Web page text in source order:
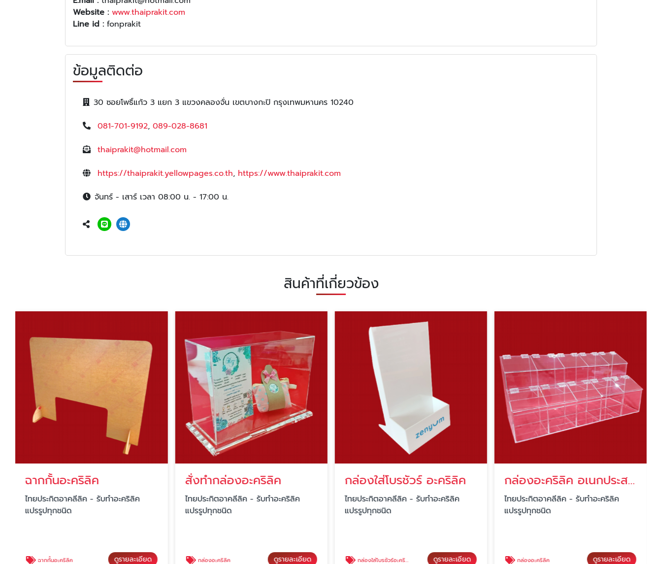
Website : www.thaiprakit.com
Line id : fonprakit
ข้อมูลติดต่อ
30 ซอยโพธิ์แก้ว 3 แยก 3 แขวงคลองจั่น เขตบางกะปิ กรุงเทพมหานคร 10240
081-701-9192, 089-028-8681
thaiprakit@hotmail.com
https://thaiprakit.yellowpages.co.th, https://www.thaiprakit.com
จันทร์ - เสาร์ เวลา 08:00 น. - 17:00 น.
สินค้าที่เกี่ยวข้อง
ฉากกั้นอะคริลิค
ไทยประกิตอาคลีลิค - รับทำอะคริลิค
แปรรูปทุกชนิด
ฉากกั้นอะคริลิค ดูรายละเอียด
สั่งทำกล่องอะคริลิค
ไทยประกิตอาคลีลิค - รับทำอะคริลิค
แปรรูปทุกชนิด
กล่องอะคริลิค ดูรายละเอียด
กล่องใส่โบรชัวร์ อะคริลิค
ไทยประกิตอาคลีลิค - รับทำอะคริลิค
แปรรูปทุกชนิด
กล่องใส่โบรชัวร์อะคริลิค ดูรายละเอียด
กล่องอะคริลิค อเนกประสงค์
ไทยประกิตอาคลีลิค - รับทำอะคริลิค
แปรรูปทุกชนิด
กล่องอะคริลิค ดูรายละเอียด